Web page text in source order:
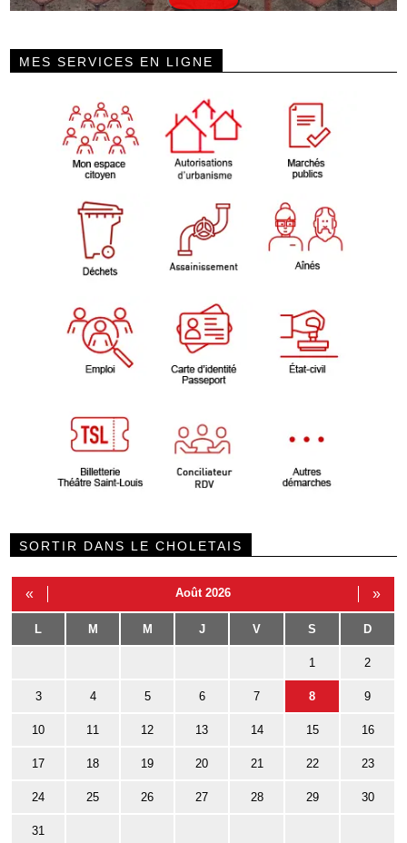
MES SERVICES EN LIGNE
SORTIR DANS LE CHOLETAIS
« Août 2026 »
L M M J V S D
1 2
3 4 5 6 7 8 9
10 11 12 13 14 15 16
17 18 19 20 21 22 23
24 25 26 27 28 29 30
31